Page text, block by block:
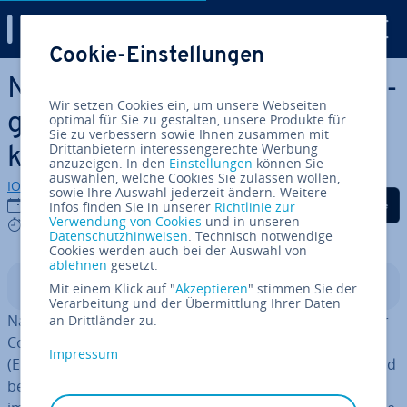
Zum Haupt­in­halt springen
Named Entity Re­co­gni­ti­on: Ei­
gen­na­men iden­ti­fi­zie­ren und
ka­ta­lo­gi­sie­ren
IONOS Redaktion
18.09.2024
6 mins
Auf Facebook teilen
Auf Twitter teilen
Auf LinkedIn
In­halts­ver­zeich­nis
Named Entity Re­co­gni­ti­on (NER) ist eine Teil­dis­zi­plin der
Com­pu­ter­lin­gu­is­tik, die dazu dient, benannte Entitäten
(Ei­gen­na­men) in einem Text zu iden­ti­fi­zie­ren und anhand
be­stimm­ter Parameter zu ka­ta­lo­gi­sie­ren. Ins­be­son­de­re
Cookie-Einstellungen
Wir setzen Cookies ein, um unsere Webseiten
optimal für Sie zu gestalten, unsere Produkte für
Sie zu verbessern sowie Ihnen zusammen mit
Drittanbietern interessengerechte Werbung
anzuzeigen. In den Einstellungen können Sie
auswählen, welche Cookies Sie zulassen wollen,
sowie Ihre Auswahl jederzeit ändern. Weitere
Infos finden Sie in unserer Richtlinie zur
Verwendung von Cookies und in unseren
Datenschutzhinweisen. Technisch notwendige
Cookies werden auch bei der Auswahl von
ablehnen gesetzt.
Mit einem Klick auf "Akzeptieren" stimmen Sie der
Verarbeitung und der Übermittlung Ihrer Daten
an Drittländer zu.
Impressum